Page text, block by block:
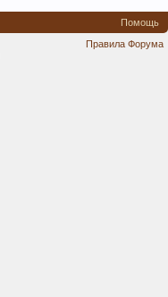
Помощь
Правила Форума